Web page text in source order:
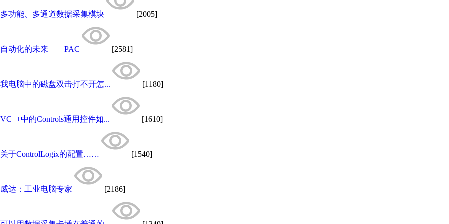
多功能、多通道数据采集模块 [2005]
自动化的未来――PAC [2581]
我电脑中的磁盘双击打不开怎... [1180]
VC++中的Controls通用控件如... [1610]
关于ControlLogix的配置…… [1540]
威达：工业电脑专家 [2186]